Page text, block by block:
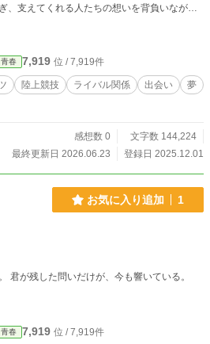
、支えてくれる人たちの想いを背負いなが
続ける。 これは、“努力”で限界を
青春 7,919 位 / 7,919件
陸上競技 ライバル関係 出会い
夢
感想数 0
文字数 144,224
最終更新日 2026.06.23
登録日 2025.12.01
お気に入り追加 1
君が残した問いだけが、今も響いている。
青春 7,919 位 / 7,919件